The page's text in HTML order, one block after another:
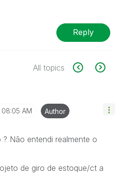
Reply
All topics
08:05 AM Author
? Não entendi realmente o
de giro de estoque/ct a